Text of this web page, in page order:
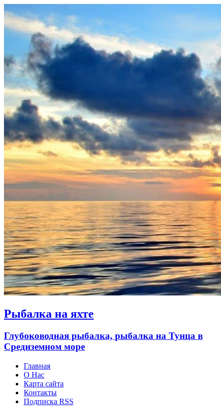
Рыбалка на яхте
Глубоководная рыбалка, рыбалка на Тунца в
Средиземном море
Главная
О Нас
Карта сайта
Контакты
Подписка RSS